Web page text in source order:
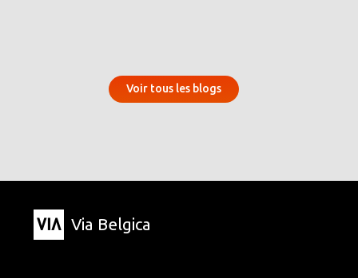
Voir tous les blogs
Via Belgica